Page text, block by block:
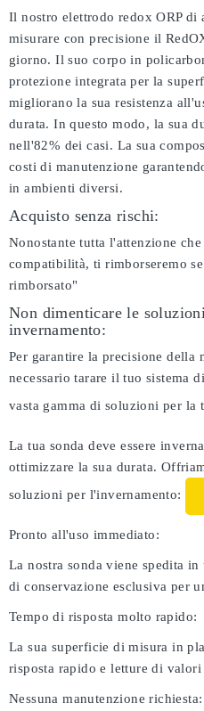
Il nostro elettrodo redox ORP di
misurare con precisione il
giorno. Il suo corpo in
protezione integrata per la
migliorano la sua resistenza
durata. In questo modo, la sua
nell'82% dei casi. La sua
costi di manutenzione
in ambienti diversi.
Acquisto senza rischi:
Nonostante tutta l'attenzione
compatibilità, ti rimborseremo
rimborsato"
Non dimenticare le
invernamento:
Per garantire la precisione della
necessario tarare il tuo sistema
vasta gamma di soluzioni per la
La tua sonda deve essere
ottimizzare la sua durata.
soluzioni per l'invernamento:
Pronto all'uso immediato:
La nostra sonda viene spedita
di conservazione esclusiva per
Tempo di risposta molto rapido:
La sua superficie di misura in
risposta rapido e letture di
Nessuna manutenzione richiesta: